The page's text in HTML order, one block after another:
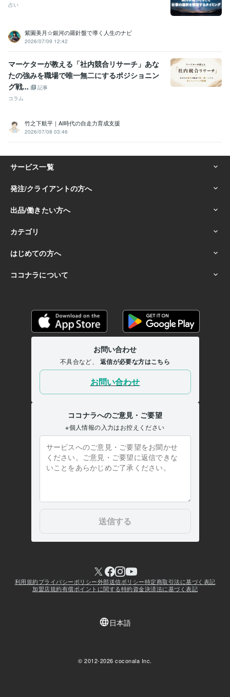
占い
紫園美月☆銀河の羅針盤で導く人生のナビ
2026/07/09 12:42
マーケターが教える「社内競合リサーチ」あな
たの強みを職場で唯一無二にするポジショニン
グ戦...
記事
コラム
竹之下航平｜AI時代の自走力育成支援
2026/07/08 03:46